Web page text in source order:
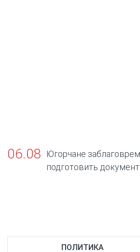
06.08
Югорчане
подготовить
ПОЛИТИКА